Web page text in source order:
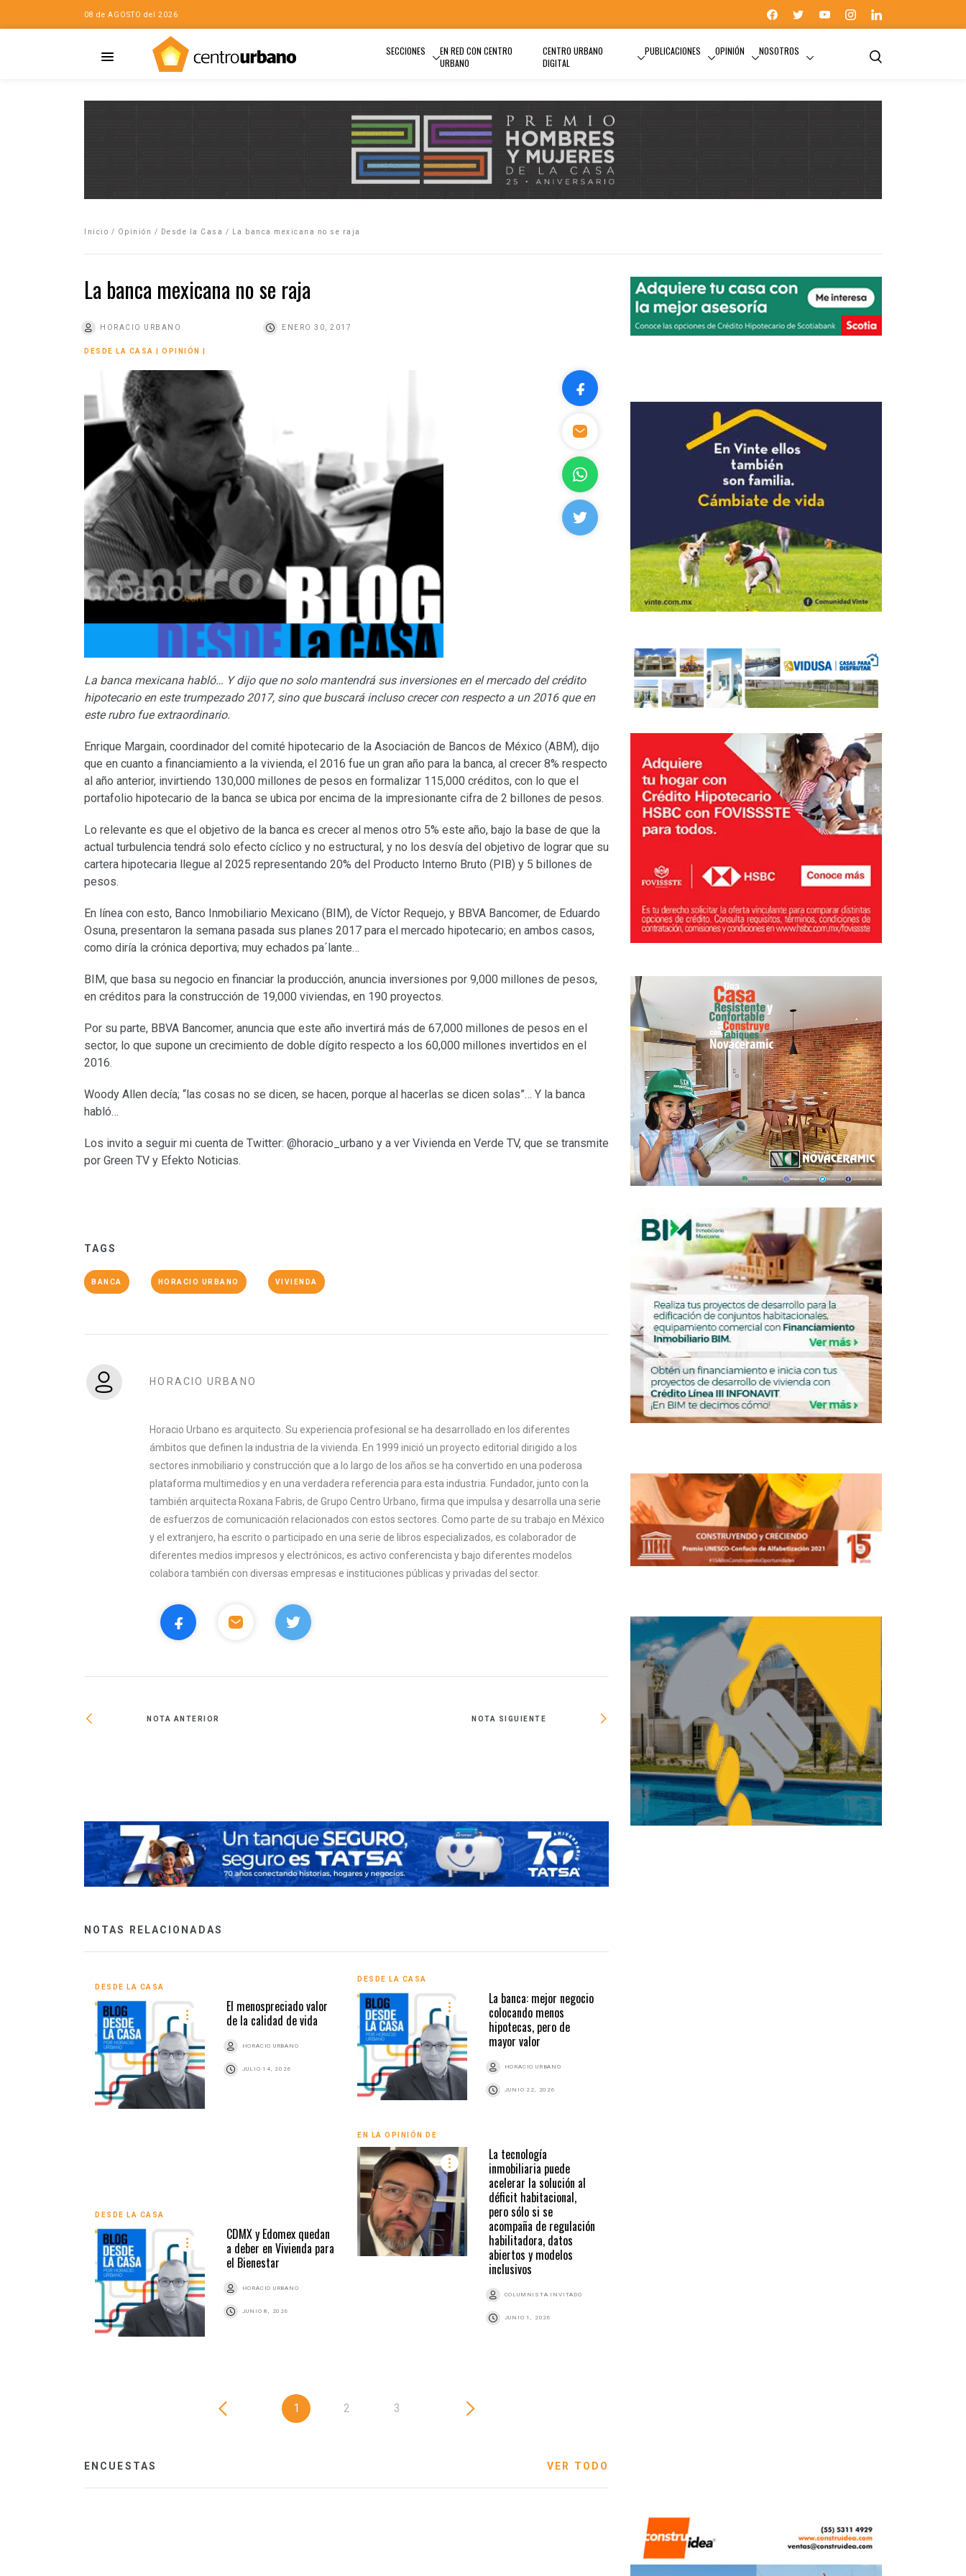
08 de AGOSTO del 2026
SECCIONES
EN RED CON CENTRO
URBANO
CENTRO URBANO
DIGITAL
PUBLICACIONES OPINIÓN NOSOTROS
Inicio / Opinión / Desde la Casa / La banca mexicana no se raja
La banca mexicana no se raja
HORACIO URBANO ENERO 30, 2017
DESDE LA CASA OPINIÓN
La banca mexicana habló… Y dijo que no solo mantendrá sus inversiones en el mercado del crédito
hipotecario en este trumpezado 2017, sino que buscará incluso crecer con respecto a un 2016 que en
este rubro fue extraordinario.
Enrique Margain, coordinador del comité hipotecario de la Asociación de Bancos de México (ABM), dijo
que en cuanto a financiamiento a la vivienda, el 2016 fue un gran año para la banca, al crecer 8% respecto
al año anterior, invirtiendo 130,000 millones de pesos en formalizar 115,000 créditos, con lo que el
portafolio hipotecario de la banca se ubica por encima de la impresionante cifra de 2 billones de pesos.
Lo relevante es que el objetivo de la banca es crecer al menos otro 5% este año, bajo la base de que la
actual turbulencia tendrá solo efecto cíclico y no estructural, y no los desvía del objetivo de lograr que su
cartera hipotecaria llegue al 2025 representando 20% del Producto Interno Bruto (PIB) y 5 billones de
pesos.
En línea con esto, Banco Inmobiliario Mexicano (BIM), de Víctor Requejo, y BBVA Bancomer, de Eduardo
Osuna, presentaron la semana pasada sus planes 2017 para el mercado hipotecario; en ambos casos,
como diría la crónica deportiva; muy echados pa´lante…
BIM, que basa su negocio en financiar la producción, anuncia inversiones por 9,000 millones de pesos,
en créditos para la construcción de 19,000 viviendas, en 190 proyectos.
Por su parte, BBVA Bancomer, anuncia que este año invertirá más de 67,000 millones de pesos en el
sector, lo que supone un crecimiento de doble dígito respecto a los 60,000 millones invertidos en el
2016.
Woody Allen decía; “las cosas no se dicen, se hacen, porque al hacerlas se dicen solas”… Y la banca
habló…
Los invito a seguir mi cuenta de Twitter: @horacio_urbano y a ver Vivienda en Verde TV, que se transmite
por Green TV y Efekto Noticias.
TAGS
BANCA HORACIO URBANO VIVIENDA
HORACIO URBANO
Horacio Urbano es arquitecto. Su experiencia profesional se ha desarrollado en los diferentes
ámbitos que definen la industria de la vivienda. En 1999 inició un proyecto editorial dirigido a los
sectores inmobiliario y construcción que a lo largo de los años se ha convertido en una poderosa
plataforma multimedios y en una verdadera referencia para esta industria. Fundador, junto con la
también arquitecta Roxana Fabris, de Grupo Centro Urbano, firma que impulsa y desarrolla una serie
de esfuerzos de comunicación relacionados con estos sectores. Como parte de su trabajo en México
y el extranjero, ha escrito o participado en una serie de libros especializados, es colaborador de
diferentes medios impresos y electrónicos, es activo conferencista y bajo diferentes modelos
colabora también con diversas empresas e instituciones públicas y privadas del sector.
NOTA ANTERIOR NOTA SIGUIENTE
Entregar 12,400 créditos, meta de Fovissste
en Edomex
NOTAS RELACIONADAS
DESDE LA CASA
El menospreciado valor
de la calidad de vida
HORACIO URBANO
JULIO 14, 2026
DESDE LA CASA
La banca: mejor negocio
colocando menos
hipotecas, pero de
mayor valor
HORACIO URBANO
JUNIO 22, 2026
DESDE LA CASA
CDMX y Edomex quedan
a deber en Vivienda para
el Bienestar
HORACIO URBANO
JUNIO 8, 2026
EN LA OPINIÓN DE
La tecnología
inmobiliaria puede
acelerar la solución al
déficit habitacional,
pero sólo si se
acompaña de regulación
habilitadora, datos
abiertos y modelos
inclusivos
COLUMNISTA INVITADO
JUNIO 1, 2026
1 2 3
ENCUESTAS VER TODO